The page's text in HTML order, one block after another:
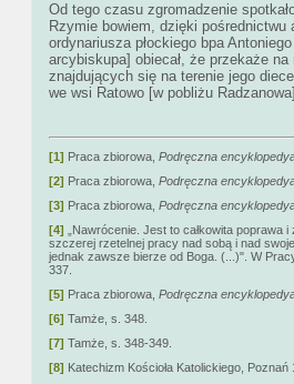
Od tego czasu zgromadzenie
Rzymie bowiem, dzięki
ordynariusza płockiego bpa
arcybiskupa] obiecał, że przekaże
znajdujących się na terenie jego
we wsi Ratowo [w pobliżu
[1] Praca zbiorowa, Podręczna
[2] Praca zbiorowa, Podręczna
[3] Praca zbiorowa, Podręczna
[4] „Nawrócenie. Jest to całkowita
szczerej rzetelnej pracy nad sobą i nad
jednak zawsze bierze od Boga. (...)". W
337.
[5] Praca zbiorowa, Podręczna
[6] Tamże, s. 348.
[7] Tamże, s. 348-349.
[8] Katechizm Kościoła Katolickiego,